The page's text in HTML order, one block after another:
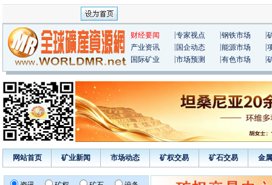
财经要闻 专家视点 钢铁市场
产业资讯
国企动态 能源市场
国际矿业
市场预测 有色市场
网站首页 矿业新闻 市场动态 矿权交易 矿石交易 金